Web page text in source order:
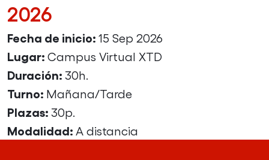
2026
Fecha de inicio: 15 Sep 2026
Lugar: Campus Virtual XTD
Duración: 30h.
Turno: Mañana/Tarde
Plazas: 30p.
Modalidad: A distancia